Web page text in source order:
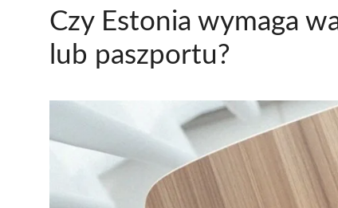
Czy Estonia wymaga
lub paszportu?